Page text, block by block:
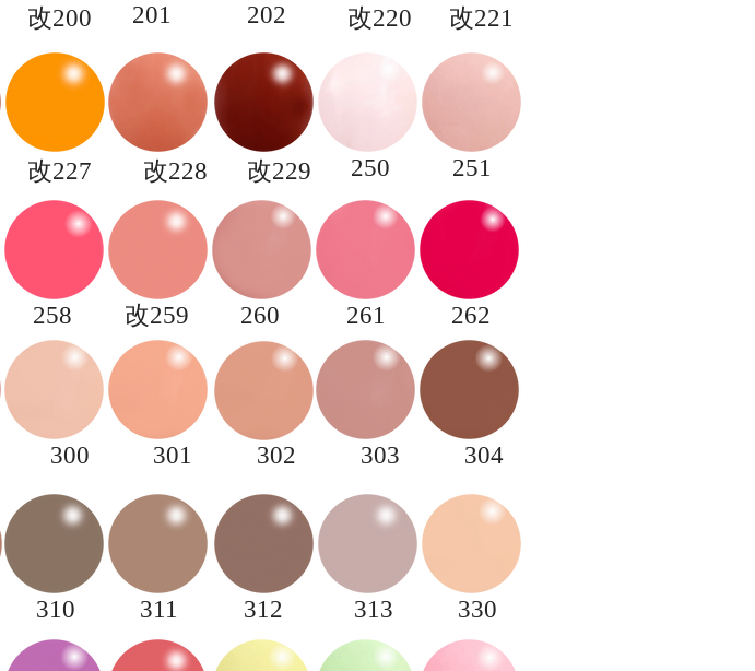
改200 ​201 202 ​改220 ​改221
​改227 ​改228 ​改229 250 251
258 改259 260 261 262
300 301 302 303 304
310 311 312 313 330